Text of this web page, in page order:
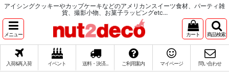
アイシングクッキーやカップケーキなどのアメリカンスイーツ食材、パーティ雑
貨、撮影小物、お菓子ラッピングetc...
メニュー カート 商品検索
入荷&再入荷 イベント 送料・決済... ご利用案内 マイページ 問い合わせ